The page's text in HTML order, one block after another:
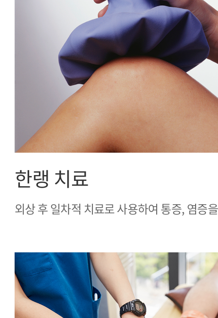
한랭 치료
외상 후 일차적 치료로 사용하여 통증, 염증